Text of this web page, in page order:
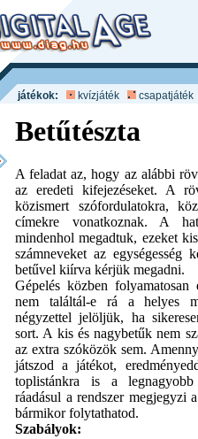
játékok: kvízjáték
csapatjáték
Betűtészta
A feladat az, hogy az alábbi
az eredeti kifejezéseket. A
közismert szófordulatokra,
címekre vonatkoznak. A
mindenhol megadtuk, ezeket
számneveket az egységesség
betűvel kiírva kérjük megadni.
Gépelés közben
nem találtál-e rá a helyes
négyzettel jelöljük, ha
sort. A kis és nagybetűk nem
az extra szóközök sem.
játszod a játékot,
toplistánkra is a
ráadásul a rendszer megjegyzi
bármikor folytathatod.
Szabályok: